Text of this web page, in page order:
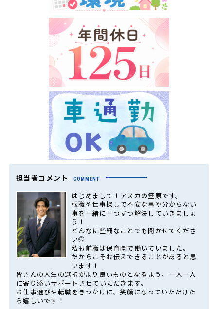
担当者コメント COMMENT
はじめまして！アスカの笠原です。
転職や仕事探しで不安な事や分からない
事を一緒に一つずつ解決していきましょ
う！
どんなに些細なことでも聞かせてくださ
い◎
私も前職は保育園で働いていました。
だからこそお伝えできることがあると思
います！
皆さんの人生の選択がより良いものとなるよう、一人一人
に寄り添いサポートさせていただきます。
お仕事選びや転職をきっかけに、笑顔になっていただけた
ら嬉しいです！